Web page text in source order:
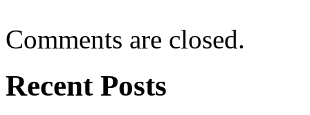
Comments are closed.
Recent Posts